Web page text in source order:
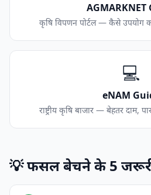
AGMARKNET
कृषि विपणन पोर्टल — कैसे उपयोग
💻
eNAM
राष्ट्रीय कृषि बाजार — बेहतर दाम,
💡 फसल बेचने के 5